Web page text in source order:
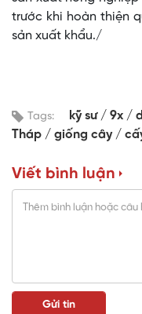
trước khi hoàn thiện
sản xuất khẩu./
Tags: kỹ sư 9x
Tháp
giống cây
Viết bình luận